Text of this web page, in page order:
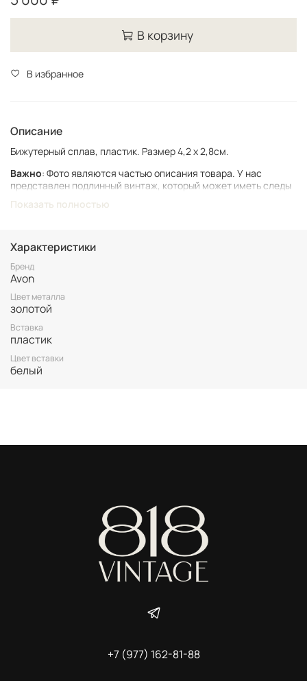
В корзину
В избранное
Описание
Бижутерный сплав, пластик. Размер 4,2 х 2,8см.
Важно: Фото являются частью описания товара. У нас
представлен подлинный винтаж, который может иметь следы
Все товары представлены в единственном экземпляре. Бронь
возможна только после 100% оплаты.
Неоплаченные заказы аннулируются.
Показать полностью
Характеристики
Бренд
Avon
Цвет металла
золотой
Вставка
пластик
Цвет вставки
белый
+7 (977) 162-81-88